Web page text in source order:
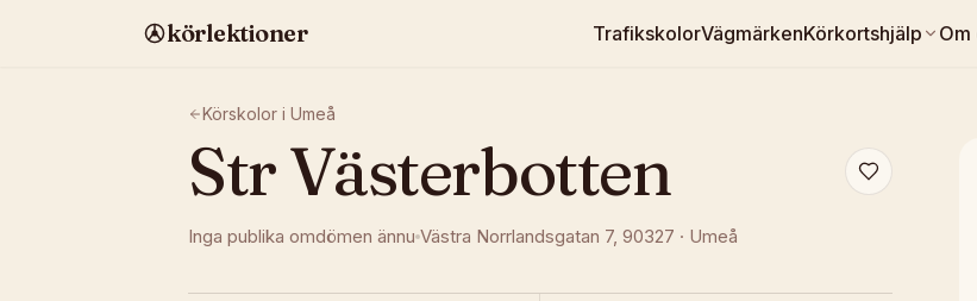
körlektioner TrafikskolorVägmärkenKörkortshjälp Om
Körskolor i Umeå
Str Västerbotten
Inga publika omdömen ännu Västra Norrlandsgatan 7, 90327 · Umeå